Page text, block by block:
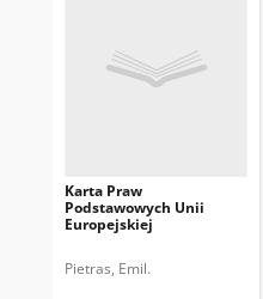
Karta Praw
Podstawowych Unii
Europejskiej
Pietras, Emil.